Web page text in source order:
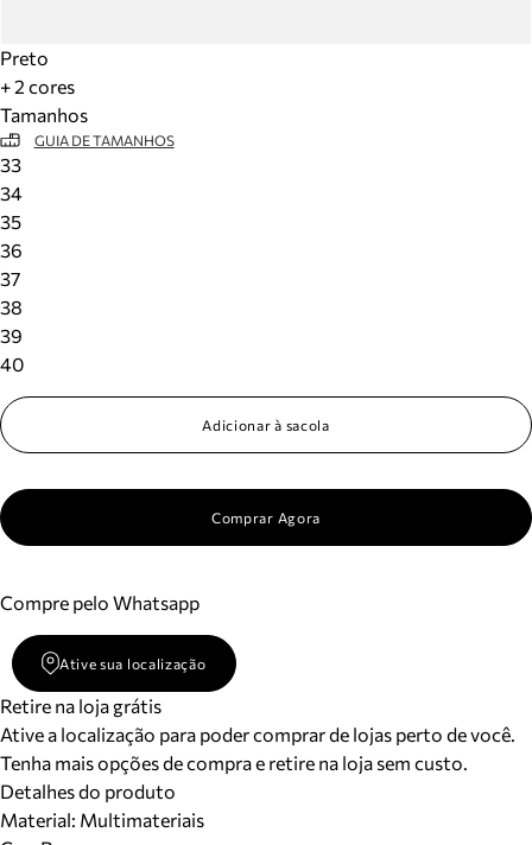
Preto
+ 2 cores
Tamanhos
GUIA DE TAMANHOS
33
34
35
36
37
38
39
40
Adicionar à sacola
Comprar Agora
Compre pelo Whatsapp
Ative sua localização
Retire na loja grátis
Ative a localização para poder comprar de lojas perto de você.
Tenha mais opções de compra e retire na loja sem custo.
Detalhes do produto
Material: Multimateriais